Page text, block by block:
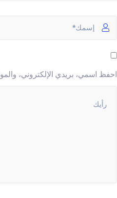
احفظ اسمي، بريدي الإلكتروني،